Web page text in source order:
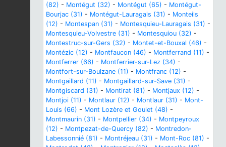
(82) - Montégut (32) - Montégut (65) - Montégut-
Bourjac (31) - Montégut-Lauragais (31) - Monteils
(12) - Montespan (31) - Montesquieu-Lauragais (31) -
Montesquieu-Volvestre (31) - Montesquiou (32) -
Montestruc-sur-Gers (32) - Montet-et-Bouxal (46) -
Montézic (12) - Montfaucon (46) - Montferrand (11) -
Montferrer (66) - Montferrier-sur-Lez (34) -
Montfort-sur-Boulzane (11) - Montfranc (12) -
Montgaillard (11) - Montgaillard-sur-Save (31) -
Montgiscard (31) - Montirat (81) - Montjaux (12) -
Montjoi (11) - Montlaur (12) - Montlaur (31) - Mont-
Louis (66) - Mont Lozère et Goulet (48) -
Montmaurin (31) - Montpellier (34) - Montpeyroux
(12) - Montpezat-de-Quercy (82) - Montredon-
Labessonnié (81) - Montréjeau (31) - Mont-Roc (81) -